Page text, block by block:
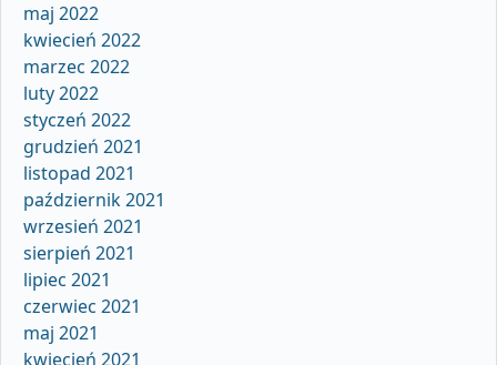
maj 2022
kwiecień 2022
marzec 2022
luty 2022
styczeń 2022
grudzień 2021
listopad 2021
październik 2021
wrzesień 2021
sierpień 2021
lipiec 2021
czerwiec 2021
maj 2021
kwiecień 2021